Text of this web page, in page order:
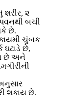
૨
બચી
છે.
ચુંબક
ઘટાડે છે,
છે અને
શકાય છે.